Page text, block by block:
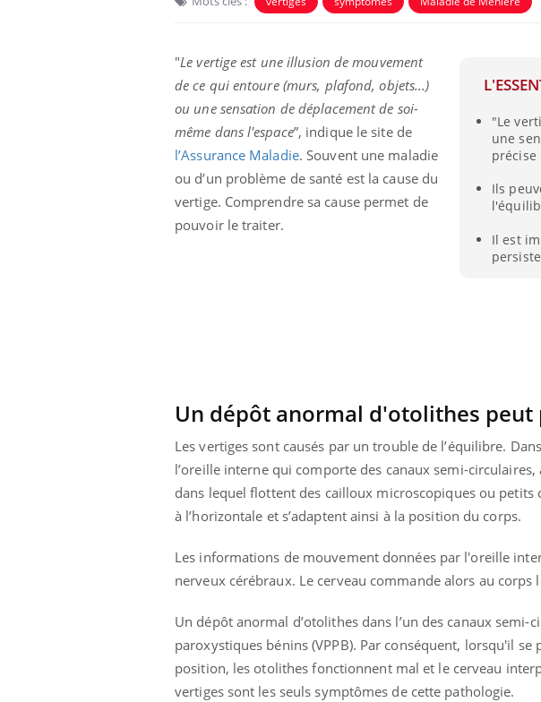
"Le
une
précise
Ils
Il est
"Le vertige est une illusion de mouvement
de ce qui entoure (murs, plafond, objets...)
ou une sensation de déplacement de soi-
même dans l'espace”, indique le site de
l’Assurance Maladie. Souvent une maladie
ou d’un problème de santé est la cause du
vertige. Comprendre sa cause permet de
pouvoir le traiter.
Un dépôt anormal d'otolithes peut
Les vertiges sont causés par un trouble de l’équilibre.
l’oreille interne qui comporte des canaux semi-
dans lequel flottent des cailloux microscopiques ou
à l’horizontale et s’adaptent ainsi à la position du corps.
Les informations de mouvement données par l'oreille
nerveux cérébraux. Le cerveau commande alors au
Un dépôt anormal d’otolithes dans l’un des canaux
paroxystiques bénins (VPPB). Par conséquent, lorsqu'il
position, les otolithes fonctionnent mal et le cerveau
vertiges sont les seuls symptômes de cette pathologie.